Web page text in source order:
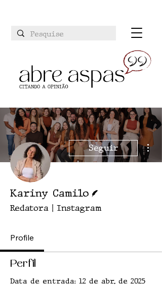
Seguir
Kariny Camilo
Redatora | Instagram
Profile
Perfil
Data de entrada: 12 de abr. de 2025